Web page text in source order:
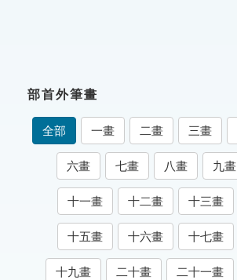
成語故事
索引選單
知識索引
單字索引
生命大百科索引
遊戲專區
部首外筆畫
全部 一畫 二畫 三畫
六畫 七畫 八畫 九畫
十一畫 十二畫 十三畫
十五畫 十六畫 十七畫
十九畫 二十畫 二十一畫